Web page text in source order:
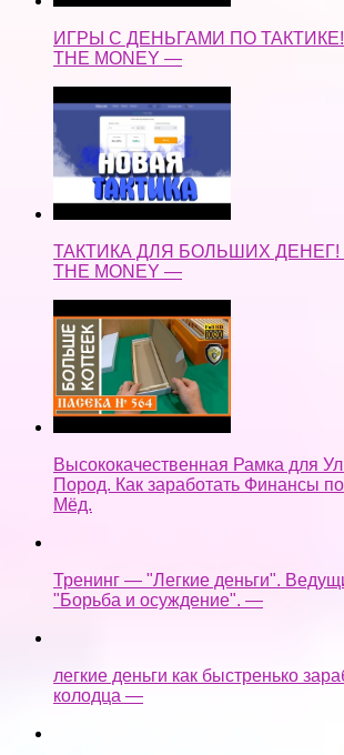
ИГРЫ С ДЕНЬГАМИ ПО ТАКТИКЕ!
THE MONEY —
ТАКТИКА ДЛЯ БОЛЬШИХ ДЕНЕГ! /
THE MONEY —
Высококачественная Рамка для
Пород. Как заработать Финансы
Мёд.
Тренинг — "Легкие деньги".
"Борьба и осуждение". —
легкие деньги как быстренько
колодца —